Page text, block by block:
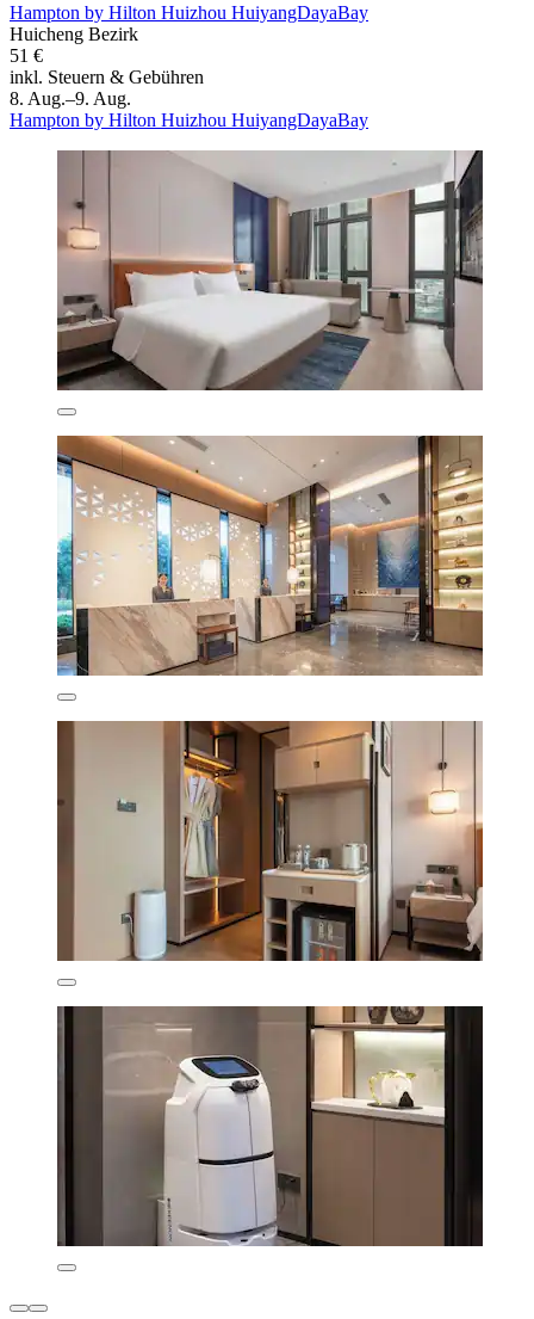
Hampton by Hilton Huizhou HuiyangDayaBay
Huicheng Bezirk
51 €
inkl. Steuern & Gebühren
8. Aug.–9. Aug.
Hampton by Hilton Huizhou HuiyangDayaBay